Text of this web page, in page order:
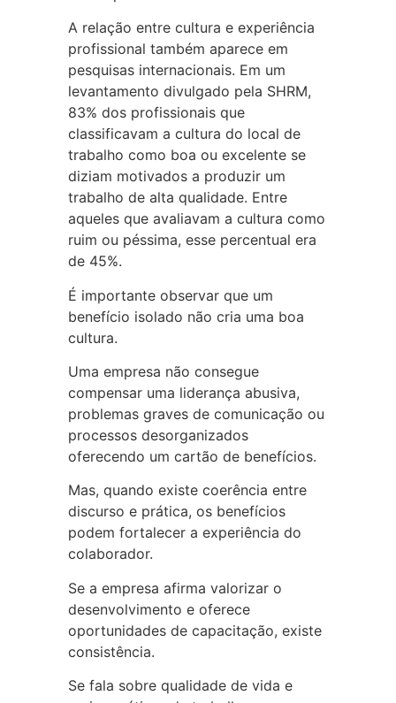
A relação entre cultura e experiência
profissional também aparece em
pesquisas internacionais. Em um
levantamento divulgado pela SHRM,
83% dos profissionais que
classificavam a cultura do local de
trabalho como boa ou excelente se
diziam motivados a produzir um
trabalho de alta qualidade. Entre
aqueles que avaliavam a cultura como
ruim ou péssima, esse percentual era
de 45%.
É importante observar que um
benefício isolado não cria uma boa
cultura.
Uma empresa não consegue
compensar uma liderança abusiva,
problemas graves de comunicação ou
processos desorganizados
oferecendo um cartão de benefícios.
Mas, quando existe coerência entre
discurso e prática, os benefícios
podem fortalecer a experiência do
colaborador.
Se a empresa afirma valorizar o
desenvolvimento e oferece
oportunidades de capacitação, existe
consistência.
Se fala sobre qualidade de vida e